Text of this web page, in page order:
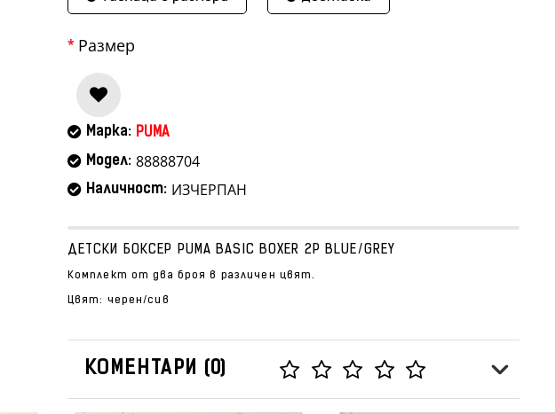
Размер
Марка: PUMA
Модел: 88888704
Наличност: ИЗЧЕРПАН
ДЕТСКИ БОКСЕР PUMA BASIC BOXER 2P BLUE/GREY
Комплект от два броя в различен цвят.
Цвят: черен/сив
КОМЕНТАРИ (0)